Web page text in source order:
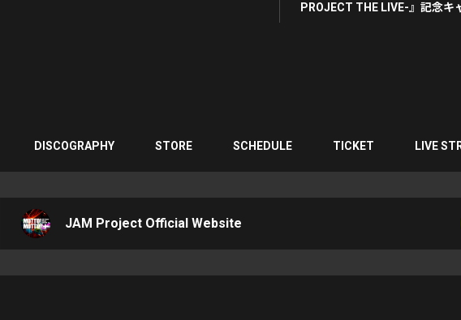
PROJECT THE LIVE-』記念キ
DISCOGRAPHY STORE SCHEDULE TICKET LIVE
JAM Project Official Website